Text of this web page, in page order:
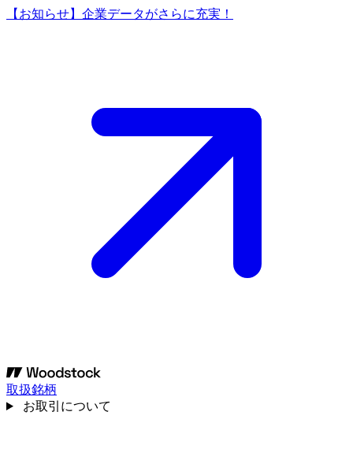
【お知らせ】企業データがさらに充実！
取扱銘柄
お取引について